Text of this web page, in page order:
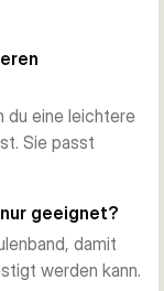
und
die
pro
mm Geflecht
Geflecht
du eine leichtere
Sie passt
geeignet?
damit
werden kann.